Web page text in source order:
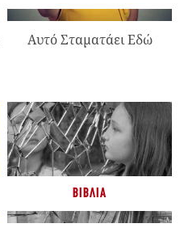
Αυτό Σταματάει Εδώ
ΒΙΒΛΊΑ